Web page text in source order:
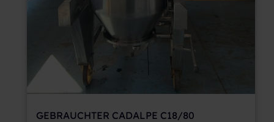
GEBRAUCHTER CADALPE C18/80